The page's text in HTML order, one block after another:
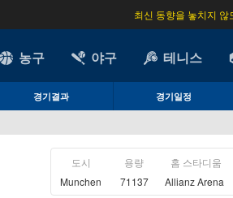
최신 동향을 놓치지
농구 야구 테니스
경기결과 경기일정
도시
Munchen
용량
71137
홈 스타디움
Allianz Arena